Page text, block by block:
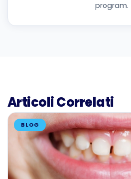
program.
Articoli Correlati
BLOG